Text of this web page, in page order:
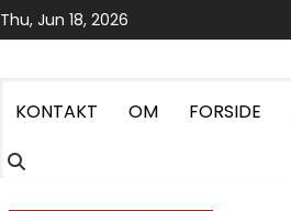
Skip
to
Thu, Jun 18, 2026
KONTAKT OM FORSIDE